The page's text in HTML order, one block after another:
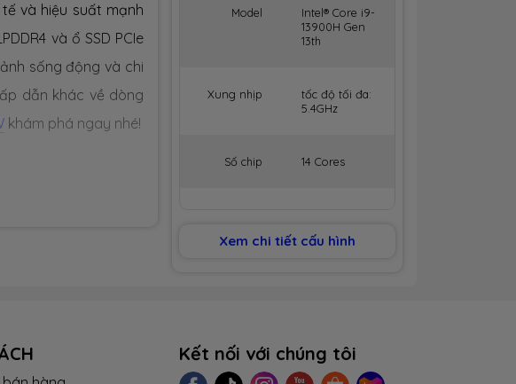
Model
Intel® Core i9-
13900H Gen
13th
Xung nhịp
tốc độ tối đa:
5.4GHz
Số chip 14 Cores
Dung lượng
16GB (8GB
Xem chi tiết cấu hình
và hiệu suất mạnh
và ổ SSD PCIe
sống động và chi
dẫn khác về dòng
khám phá ngay nhé!
màu sắc, mà còn là
sẽ cảm nhận được
Kết nối với chúng tôi